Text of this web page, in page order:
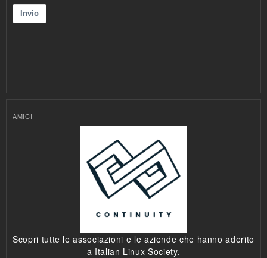
AMICI
Scopri tutte le associazioni e le aziende che hanno aderito
a Italian Linux Society.